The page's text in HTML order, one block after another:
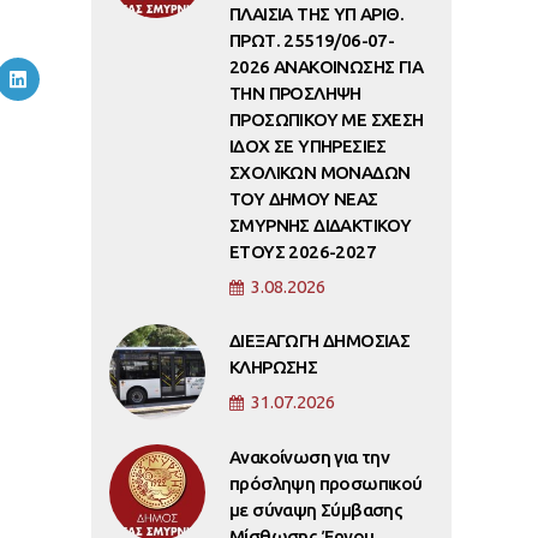
ΠΛΑΙΣΙΑ ΤΗΣ ΥΠ ΑΡΙΘ.
ΠΡΩΤ. 25519/06-07-
2026 ΑΝΑΚΟΙΝΩΣΗΣ ΓΙΑ
ΤΗΝ ΠΡΟΣΛΗΨΗ
ΠΡΟΣΩΠΙΚΟΥ ΜΕ ΣΧΕΣΗ
ΙΔΟΧ ΣΕ ΥΠΗΡΕΣΙΕΣ
ΣΧΟΛΙΚΩΝ ΜΟΝΑΔΩΝ
ΤΟΥ ΔΗΜΟΥ ΝΕΑΣ
ΣΜΥΡΝΗΣ ΔΙΔΑΚΤΙΚΟΥ
ΕΤΟΥΣ 2026-2027
3.08.2026
ΔΙΕΞΑΓΩΓΗ ΔΗΜΟΣΙΑΣ
ΚΛΗΡΩΣΗΣ
31.07.2026
Ανακοίνωση για την
πρόσληψη προσωπικού
με σύναψη Σύμβασης